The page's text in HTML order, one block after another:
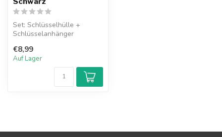
Set: Schlüsselhülle +
Schlüsselanhänger
€8,99
Auf Lager